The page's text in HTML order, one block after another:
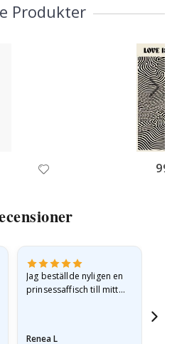
Produkter
Jag beställde nyligen en
prinsessaffisch till mitt
Renea L